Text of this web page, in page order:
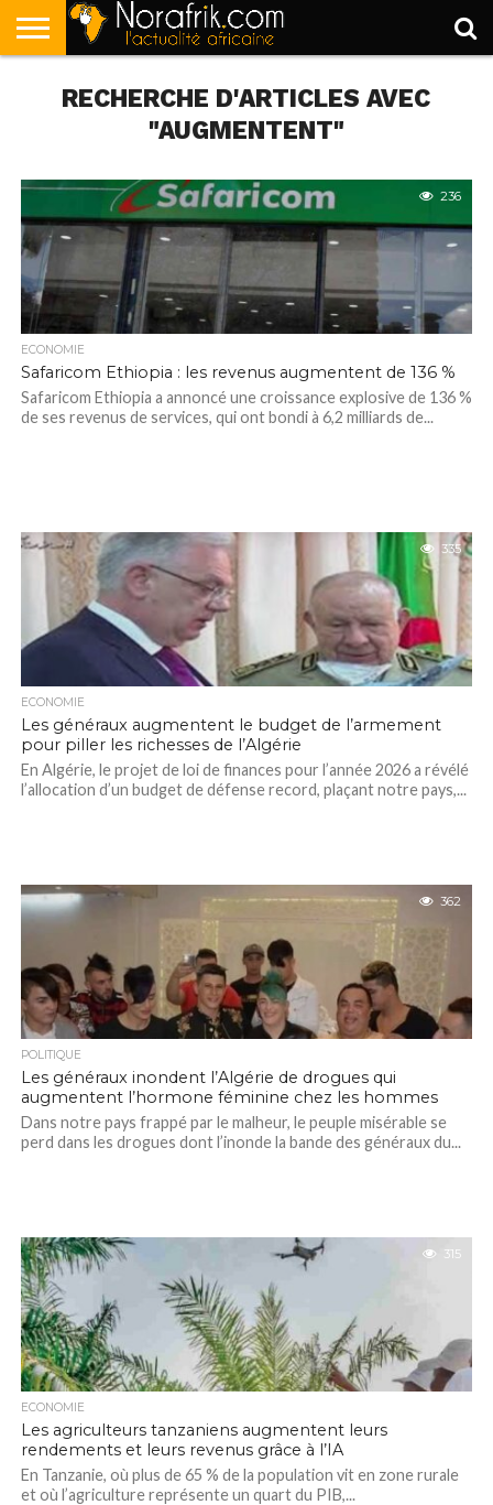
POLITIQUE
SOCIÉTÉ
ECONOMIE
SPORT
LIFESTYLE
RECHERCHE D'ARTICLES AVEC
"AUGMENTENT"
236
ECONOMIE
Safaricom Ethiopia : les revenus augmentent de 136 %
Safaricom Ethiopia a annoncé une croissance explosive de 136 %
de ses revenus de services, qui ont bondi à 6,2 milliards de...
335
ECONOMIE
Les généraux augmentent le budget de l’armement
pour piller les richesses de l’Algérie
En Algérie, le projet de loi de finances pour l’année 2026 a révélé
l’allocation d’un budget de défense record, plaçant notre pays,...
362
POLITIQUE
Les généraux inondent l’Algérie de drogues qui
augmentent l’hormone féminine chez les hommes
Dans notre pays frappé par le malheur, le peuple misérable se
perd dans les drogues dont l’inonde la bande des généraux du...
315
ECONOMIE
Les agriculteurs tanzaniens augmentent leurs
rendements et leurs revenus grâce à l’IA
En Tanzanie, où plus de 65 % de la population vit en zone rurale
et où l’agriculture représente un quart du PIB,...